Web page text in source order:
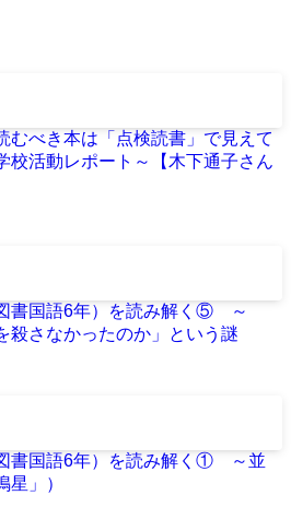
べき本は「点検読書」で見えて
校活動レポート～【木下通子さん
書国語6年）を読み解く⑤ ～
殺さなかったのか」という謎
図書国語6年）を読み解く① ～並
星」）